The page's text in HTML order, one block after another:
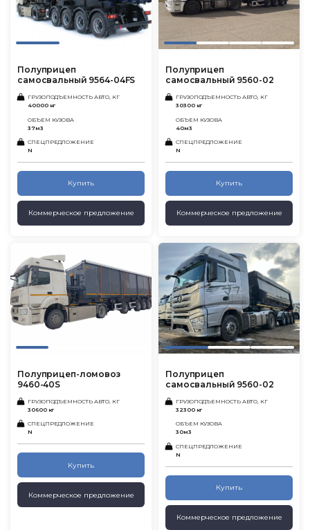
Полуприцеп
самосвальный 9564-04FS
ГРУЗОПОДЪЕМНОСТЬ АВТО, КГ
40000 кг
ОБЪЕМ КУЗОВА
37м3
СПЕЦПРЕДЛОЖЕНИЕ
N
Купить
Коммерческое предложение
Полуприцеп
самосвальный 9560-02
ГРУЗОПОДЪЕМНОСТЬ АВТО, КГ
30300 кг
ОБЪЕМ КУЗОВА
40м3
СПЕЦПРЕДЛОЖЕНИЕ
N
Купить
Коммерческое предложение
Полуприцеп-ломовоз
9460-40S
ГРУЗОПОДЪЕМНОСТЬ АВТО, КГ
30600 кг
СПЕЦПРЕДЛОЖЕНИЕ
N
Купить
Коммерческое предложение
Полуприцеп
самосвальный 9560-02
ГРУЗОПОДЪЕМНОСТЬ АВТО, КГ
32300 кг
ОБЪЕМ КУЗОВА
30м3
СПЕЦПРЕДЛОЖЕНИЕ
N
Купить
Коммерческое предложение